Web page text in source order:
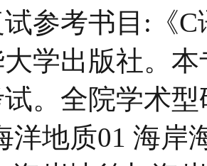
参考书目:《
学出版社。
。全院学术
洋地质01 海岸